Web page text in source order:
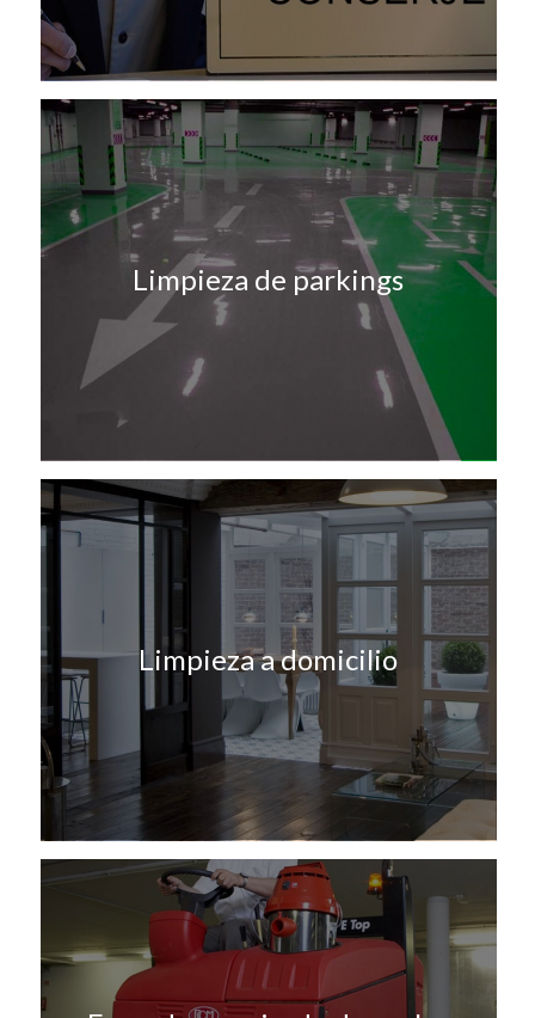
Limpieza de parkings
Limpieza a domicilio